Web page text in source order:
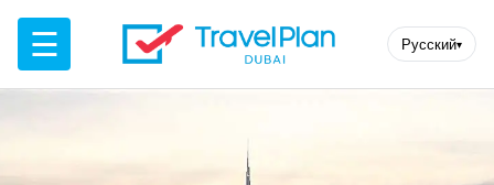
☰ Русский▾